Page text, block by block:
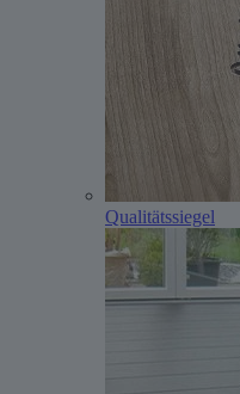
Qualitätssiegel